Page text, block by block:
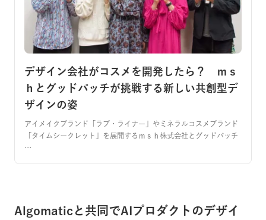
デザイン会社がコスメを開発したら？ ｍｓ
ｈとグッドパッチが挑戦する新しい共創型デ
ザインの姿
アイメイクブランド「ラブ・ライナー」やミネラルコスメブランド
「タイムシークレット」を展開するｍｓｈ株式会社とグッドパッチ
…
Algomaticと共同でAIプロダクトのデザイ